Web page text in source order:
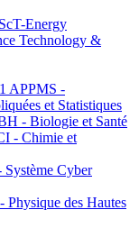
Energy
Technology &
APPMS -
et Statistiques
- Biologie et Santé
- Chimie et
Cyber
des Hautes